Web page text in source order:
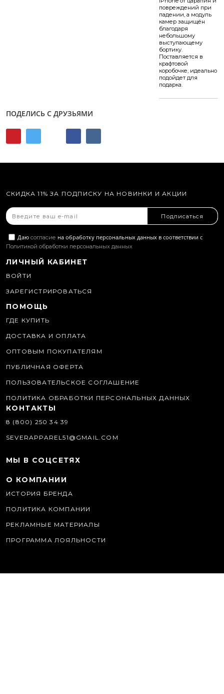
повреждений при
падении, а модуль
камер защищён
благодаря
небольшому
выступающему
бортику.
Поставляется в
крафтовой
коробочке, идеально
подойдет для
подарка.
ПОДЕЛИСЬ С ДРУЗЬЯМИ
СКИДКА 11% ЗА ПОДПИСКУ НА НОВИНКИ И АКЦИИ
Подписаться
Даю согласие на обработку персональных данных в соответствии с
Политикой обработки персональных данных
ЛИЧНЫЙ КАБИНЕТ
ВОЙТИ
ЗАРЕГИСТРИРОВАТЬСЯ
ПОМОЩЬ
ГДЕ КУПИТЬ
ДОСТАВКА И ОПЛАТА
ОПТОВЫМ ПОКУПАТЕЛЯМ
ПУБЛИЧНАЯ ОФЕРТА
ПОЛЬЗОВАТЕЛЬСКОЕ СОГЛАШЕНИЕ
ПОЛИТИКА ОБРАБОТКИ ПЕРСОНАЛЬНЫХ ДАННЫХ
КОНТАКТЫ
8 (800) 250 34 39
SEVERAPPAREL51@GMAIL.COM
МЫ В СОЦСЕТЯХ
О КОМПАНИИ
ИСТОРИЯ БРЕНДА
ПОЛИТИКА КОМПАНИИ
РЕКЛАМНЫЕ МАТЕРИАЛЫ
ПРОГРАММА ЛОЯЛЬНОСТИ